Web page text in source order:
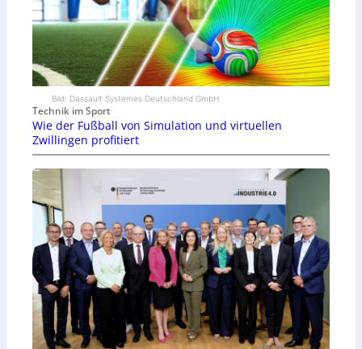
Bild: Dassault Systemes Deutschland GmbH
Technik im Sport
Wie der Fußball von Simulation und virtuellen
Zwillingen profitiert